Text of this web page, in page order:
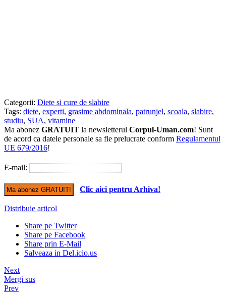
Categorii: Diete si cure de slabire
Tags: diete, experti, grasime abdominala, patrunjel, scoala, slabire,
studiu, SUA, vitamine
Ma abonez GRATUIT la newsletterul Corpul-Uman.com! Sunt
de acord ca datele personale sa fie prelucrate conform Regulamentul
UE 679/2016!
E-mail:
Clic aici pentru Arhiva!
Distribuie articol
Share pe Twitter
Share pe Facebook
Share prin E-Mail
Salveaza in Del.icio.us
Next
Mergi sus
Prev